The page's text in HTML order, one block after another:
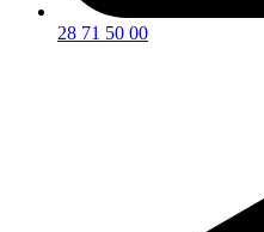
28 71 50 00